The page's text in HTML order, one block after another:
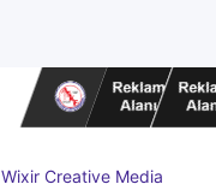
Wixir Creative Media